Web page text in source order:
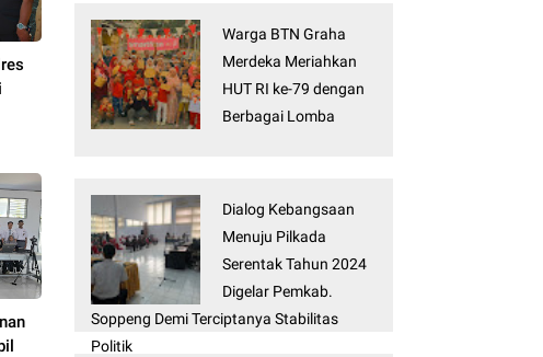
Warga BTN Graha
Merdeka Meriahkan
HUT RI ke-79 dengan
Berbagai Lomba
Dialog Kebangsaan
Menuju Pilkada
Serentak Tahun 2024
Digelar Pemkab.
Soppeng Demi Terciptanya Stabilitas
Politik